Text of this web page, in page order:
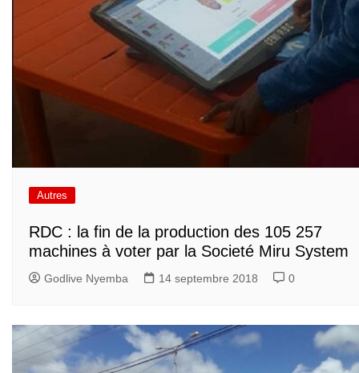
Autres
RDC : la fin de la production des 105 257
machines à voter par la Societé Miru System
Godlive Nyemba 14 septembre 2018 0